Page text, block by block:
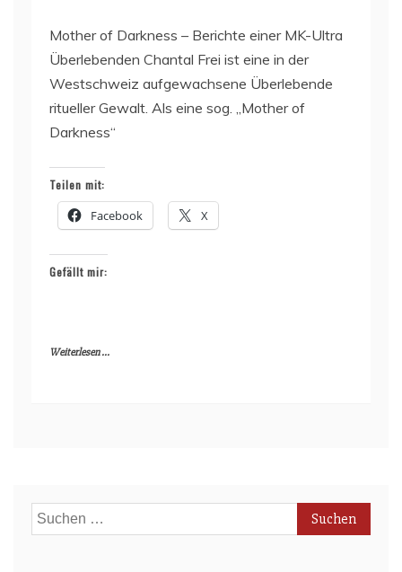
Mother of Darkness – Berichte einer MK-Ultra
Überlebenden Chantal Frei ist eine in der
Westschweiz aufgewachsene Überlebende
ritueller Gewalt. Als eine sog. „Mother of
Darkness“
Teilen mit:
Facebook X
Gefällt mir:
Weiterlesen ...
Suchen
nach: